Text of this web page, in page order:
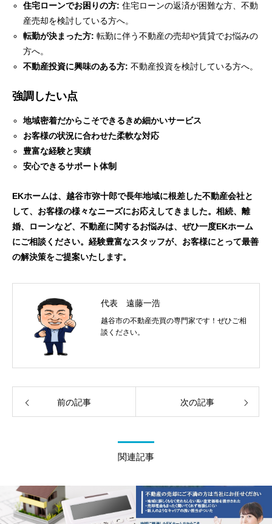
住宅ローンでお困りの方: 住宅ローンの返済が困難な方、不動
産売却を検討している方へ。
転勤が決まった方: 転勤に伴う不動産の売却や賃貸でお悩みの
方へ。
不動産投資に興味のある方: 不動産投資を検討している方へ。
強調したい点
地域密着だからこそできるきめ細かいサービス
お客様の状況に合わせた柔軟な対応
豊富な経験と実績
安心できるサポート体制
EKホームは、越谷市弥十郎で長年地域に根差した不動産会社と
して、お客様の様々なニーズにお応えしてきました。相続、離
婚、ローンなど、不動産に関するお悩みは、ぜひ一度EKホーム
にご相談ください。経験豊富なスタッフが、お客様にとって最善
の解決策をご提案いたします。
代表 遠藤一浩
越谷市の不動産売買の専門家です！ぜひご相
談ください。
前の記事 次の記事
関連記事